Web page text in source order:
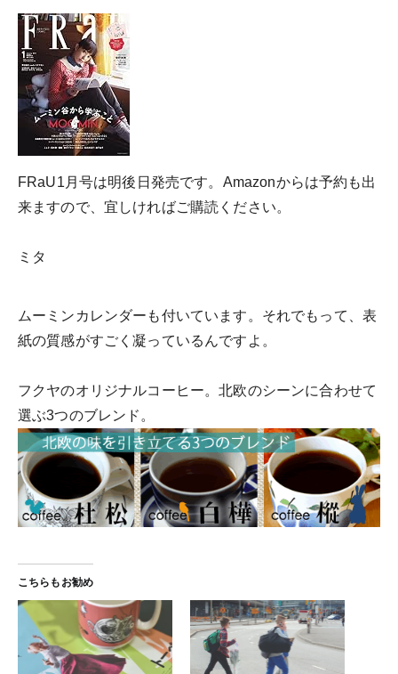
FRaU1月号は明後日発売です。Amazonからは予約も出
来ますので、宜しければご購読ください。
ミタ
ムーミンカレンダーも付いています。それでもって、表
紙の質感がすごく凝っているんですよ。
フクヤのオリジナルコーヒー。北欧のシーンに合わせて
選ぶ3つのブレンド。
こちらもお勧め